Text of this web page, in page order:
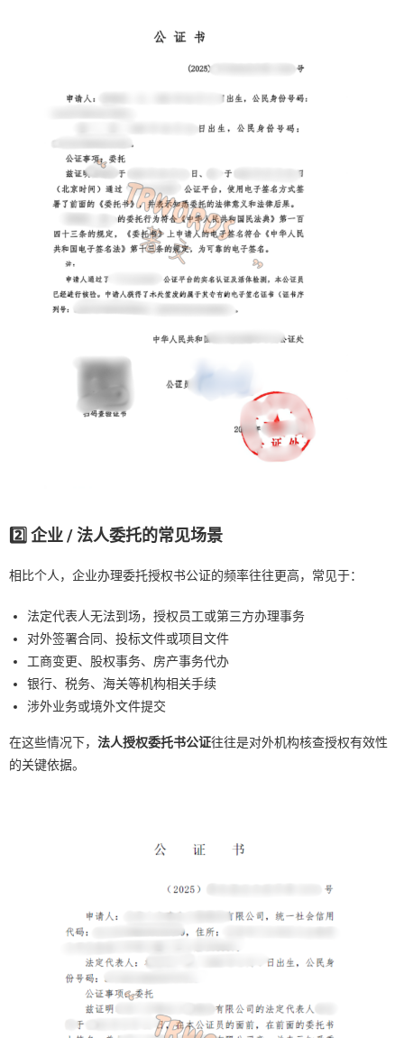
2️ ⃣ 企业 / 法人委托的常见场景
相比个人，企业办理委托授权书公证的频率往往更高，常见于：
法定代表人无法到场，授权员工或第三方办理事务
对外签署合同、投标文件或项目文件
工商变更、股权事务、房产事务代办
银行、税务、海关等机构相关手续
涉外业务或境外文件提交
在这些情况下， 法人授权委托书公证往往是对外机构核查授权有效性
的关键依据。